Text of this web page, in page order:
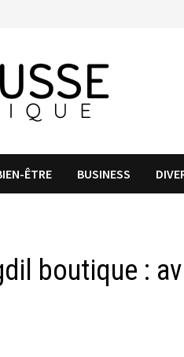
ÊTRE BUSINESS
boutique :